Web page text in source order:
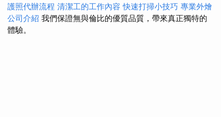
護照代辦流程 清潔工的工作內容 快速打掃小技巧 專業外燴
公司介紹 我們保證無與倫比的優質品質，帶來真正獨特的
體驗。